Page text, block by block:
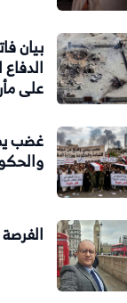
بيان
على
غضب